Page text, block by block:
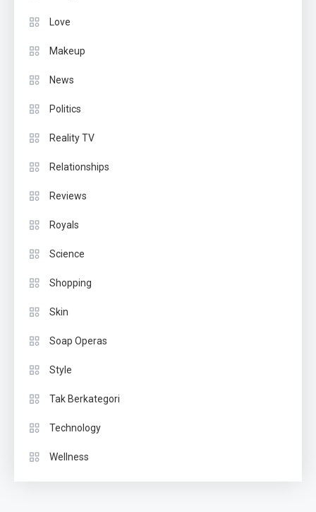
Love
Makeup
News
Politics
Reality TV
Relationships
Reviews
Royals
Science
Shopping
Skin
Soap Operas
Style
Tak Berkategori
Technology
Wellness